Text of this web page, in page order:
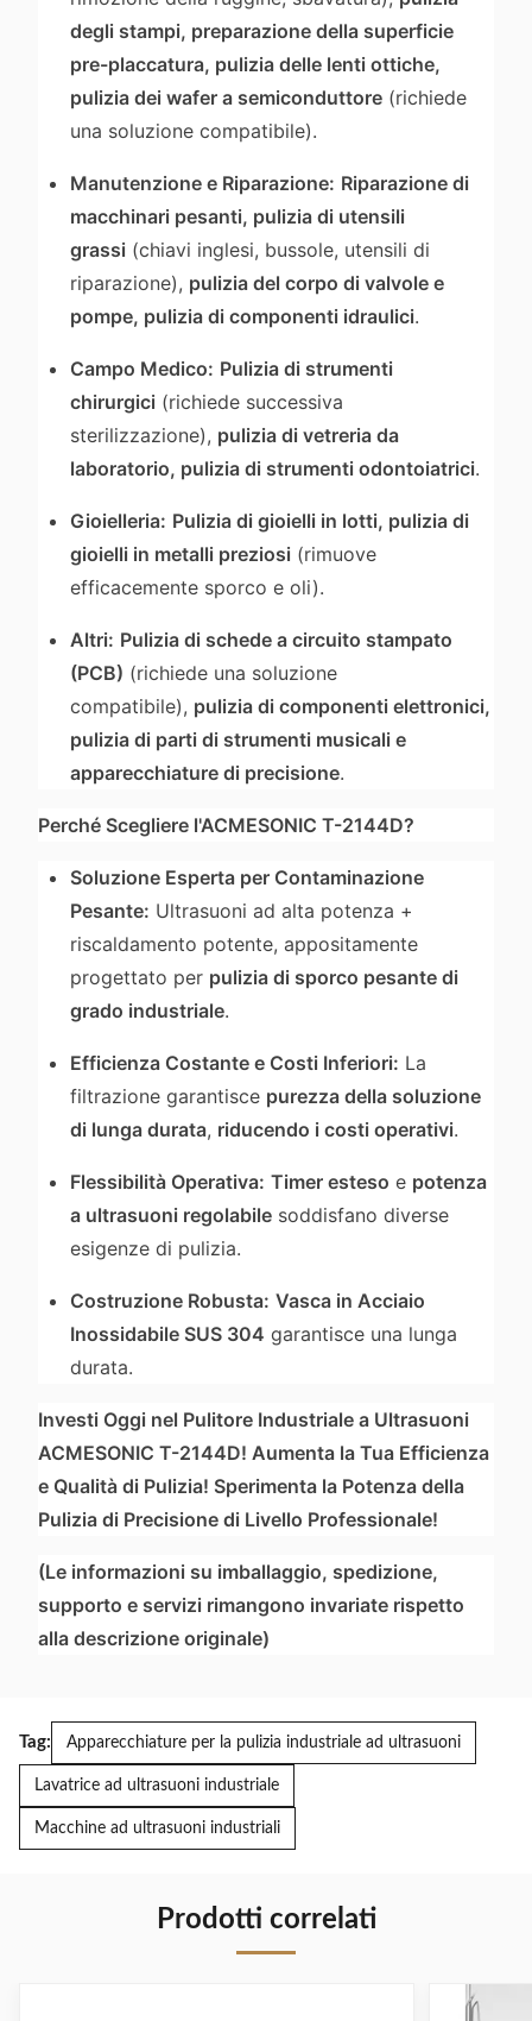
degli stampi, preparazione della superficie
pre-placcatura, pulizia delle lenti ottiche,
pulizia dei wafer a semiconduttore (richiede
una soluzione compatibile).
Manutenzione e Riparazione: Riparazione di
macchinari pesanti, pulizia di utensili
grassi (chiavi inglesi, bussole, utensili di
riparazione), pulizia del corpo di valvole e
pompe, pulizia di componenti idraulici.
Campo Medico: Pulizia di strumenti
chirurgici (richiede successiva
sterilizzazione), pulizia di vetreria da
laboratorio, pulizia di strumenti odontoiatrici.
Gioielleria: Pulizia di gioielli in lotti, pulizia di
gioielli in metalli preziosi (rimuove
efficacemente sporco e oli).
Altri: Pulizia di schede a circuito stampato
(PCB) (richiede una soluzione
compatibile), pulizia di componenti elettronici,
pulizia di parti di strumenti musicali e
apparecchiature di precisione.
Perché Scegliere l'ACMESONIC T-2144D?
Soluzione Esperta per Contaminazione
Pesante: Ultrasuoni ad alta potenza +
riscaldamento potente, appositamente
progettato per pulizia di sporco pesante di
grado industriale.
Efficienza Costante e Costi Inferiori: La
filtrazione garantisce purezza della soluzione
di lunga durata, riducendo i costi operativi.
Flessibilità Operativa: Timer esteso e potenza
a ultrasuoni regolabile soddisfano diverse
esigenze di pulizia.
Costruzione Robusta: Vasca in Acciaio
Inossidabile SUS 304 garantisce una lunga
durata.
Investi Oggi nel Pulitore Industriale a Ultrasuoni
ACMESONIC T-2144D! Aumenta la Tua Efficienza
e Qualità di Pulizia! Sperimenta la Potenza della
Pulizia di Precisione di Livello Professionale!
(Le informazioni su imballaggio, spedizione,
supporto e servizi rimangono invariate rispetto
alla descrizione originale)
Tag: Apparecchiature per la pulizia industriale ad ultrasuoni
Lavatrice ad ultrasuoni industriale
Macchine ad ultrasuoni industriali
Prodotti correlati